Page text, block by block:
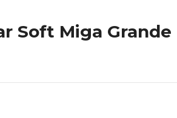
Soft Miga Grande